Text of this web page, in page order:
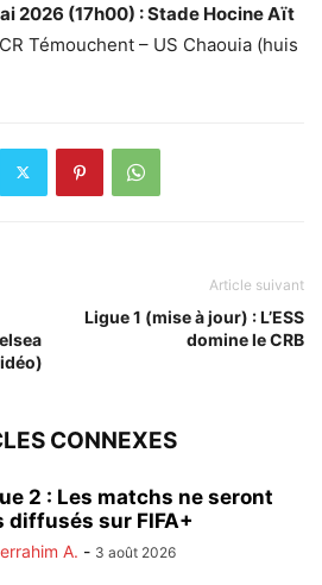
2026 (17h00) : Stade Hocine Aït
CR Témouchent – US Chaouia (huis
Article suivant
Ligue 1 (mise à jour) : L’ESS
domine le CRB
CONNEXES
2 : Les matchs ne seront
diffusés sur FIFA+
A. - 3 août 2026